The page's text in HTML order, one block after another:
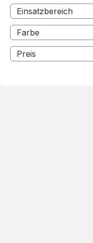
Einsatzbereich
Farbe
Preis